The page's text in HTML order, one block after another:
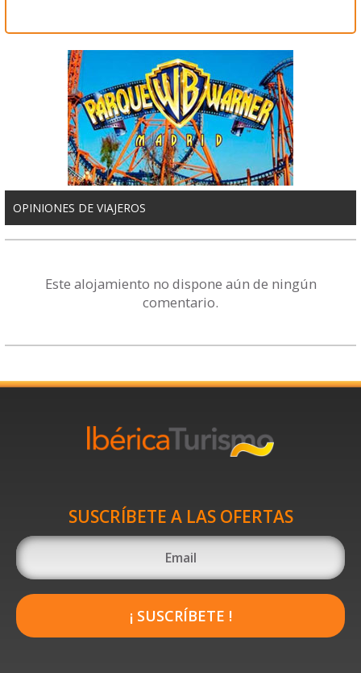
OPINIONES DE VIAJEROS
Este alojamiento no dispone aún de ningún
comentario.
SUSCRÍBETE A LAS OFERTAS
¡ SUSCRÍBETE !